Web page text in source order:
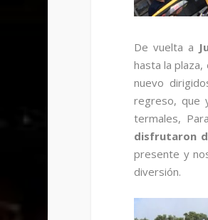
De vuelta a
hasta la
nuevo
regreso, que
termales,
disfrutaron
presente y
diversión.